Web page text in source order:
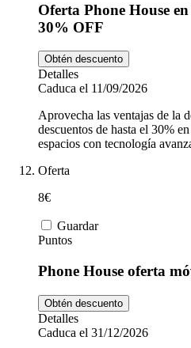
Oferta Phone House
30% OFF
Obtén descuento
Detalles
Caduca el 11/09/2026
Aprovecha las ventajas de la
descuentos de hasta el 30%
espacios con tecnología
Oferta
8€
Guardar
Puntos
Phone House oferta
Obtén descuento
Detalles
Caduca el 31/12/2026